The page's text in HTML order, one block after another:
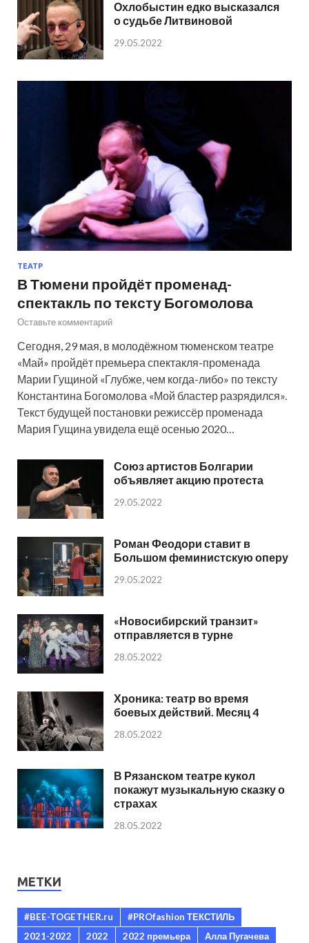
Охлобыстин едко высказался
о судьбе Литвиновой
29.05.2022
ТЕАТР
В Тюмени пройдёт променад-
спектакль по тексту Богомолова
Оставьте комментарий
Сегодня, 29 мая, в молодёжном тюменском театре
«Май» пройдёт премьера спектакля-променада
Марии Гущиной «Глубже, чем когда-либо» по тексту
Константина Богомолова «Мой бластер разрядился».
Текст будущей постановки режиссёр променада
Мария Гущина увидела ещё осенью 2020…
Союз артистов Болгарии
объявляет акцию протеста
29.05.2022
Роман Феодори ставит в
Большом феминистскую оперу
29.05.2022
«Новосибирский транзит»
отправляется в турне
28.05.2022
Хроника: театр во время
боевых действий. Месяц 4
28.05.2022
В Рязанском театре кукол
покажут музыкальную сказку о
страхах
28.05.2022
МЕТКИ
#BEE-TOGETHER.ru
#PROfashion ТЕКСТИЛЬ
2021-2022
2022 2022 премьера
Алла Пугачева